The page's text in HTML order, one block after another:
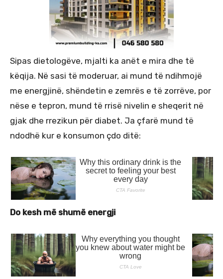
Sipas dietologëve, mjalti ka anët e mira dhe të
këqija. Në sasi të moderuar, ai mund të ndihmojë
me energjinë, shëndetin e zemrës e të zorrëve, por
nëse e tepron, mund të rrisë nivelin e sheqerit në
gjak dhe rrezikun për diabet. Ja çfarë mund të
ndodhë kur e konsumon çdo ditë:
Do kesh më shumë energji